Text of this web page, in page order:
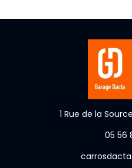
1 Rue de la
05 56